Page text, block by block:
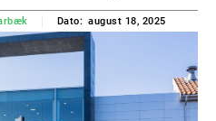
Dato: august 18, 2025